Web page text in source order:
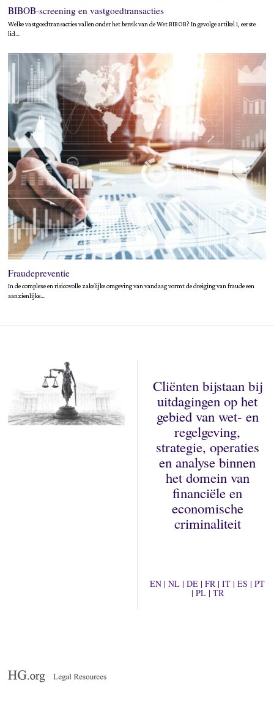
BIBOB-screening en vastgoedtransacties
Welke vastgoedtransacties vallen onder het bereik van de Wet BIBOB? In gevolge artikel 1, eerste
lid…
Fraudepreventie
In de complexe en risicovolle zakelijke omgeving van vandaag vormt de dreiging van fraude een
aanzienlijke…
Cliënten bijstaan bij
uitdagingen op het
gebied van wet- en
regelgeving,
strategie, operaties
en analyse binnen
het domein van
financiële en
economische
criminaliteit
EN |NL |DE |FR |IT |ES |PT
| PL| TR